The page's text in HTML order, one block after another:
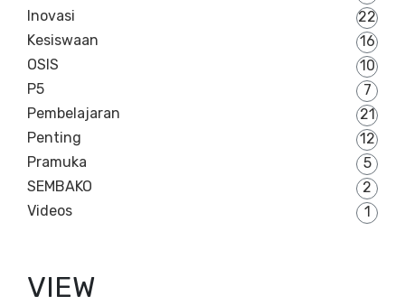
Inovasi
22
Kesiswaan
16
OSIS
10
P5
7
Pembelajaran
21
Penting
12
Pramuka
5
SEMBAKO
2
Videos
1
VIEW